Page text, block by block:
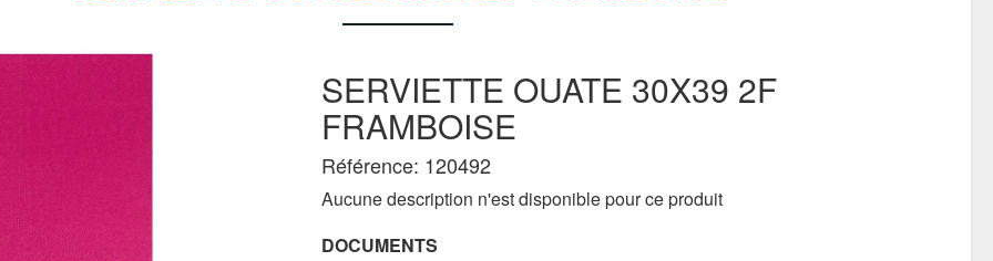
SERVIETTE OUATE 30X39 2F
FRAMBOISE
Référence: 120492
Aucune description n'est disponible pour ce produit
DOCUMENTS